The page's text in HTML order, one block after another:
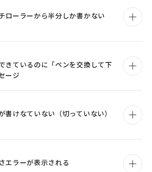
ローラーから半分しか書かない
きているのに「ペンを交換して下
ージ
書けなていない（切っていない）
エラーが表示される